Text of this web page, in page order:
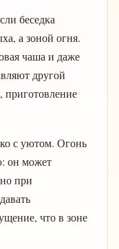
беседка
а зоной огня.
чаша и даже
другой
приготовление
с уютом. Огонь
он может
при
что в зоне